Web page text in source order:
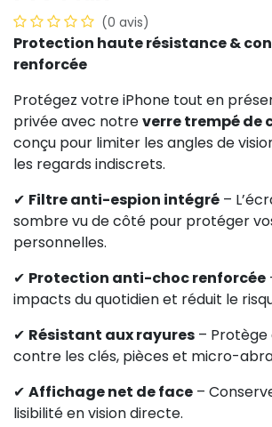
(0 avis)
Protection haute résistance &
renforcée
Protégez votre iPhone tout en
privée avec notreverre trempé
conçu pour limiter les angles de
les regards indiscrets.
✔ Filtre anti-espion intégré –
sombre vu de côté pour protéger
personnelles.
✔ Protection anti-choc renforcée
impacts du quotidien et réduit le
✔ Résistant aux rayures –
contre les clés, pièces et micro-
✔ Affichage net de face –
lisibilité en vision directe.